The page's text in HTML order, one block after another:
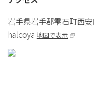
¥1,100
ワンちゃん同伴2匹目以降
岩手県岩手郡雫石町西
halcoya 地図で表示